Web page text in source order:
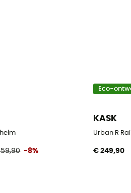
-8%
Eco-
KASK
Urban R
€ 249,90